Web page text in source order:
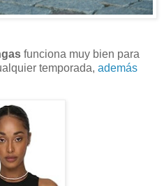
funciona muy bien para
temporada, además